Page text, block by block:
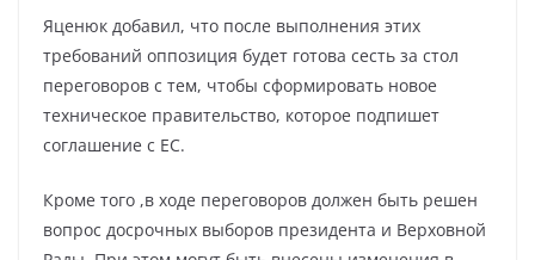
Яценюк добавил, что после выполнения этих
требований оппозиция будет готова сесть за стол
переговоров с тем, чтобы сформировать новое
техническое правительство, которое подпишет
соглашение с ЕС.
Кроме того ,в ходе переговоров должен быть решен
вопрос досрочных выборов президента и Верховной